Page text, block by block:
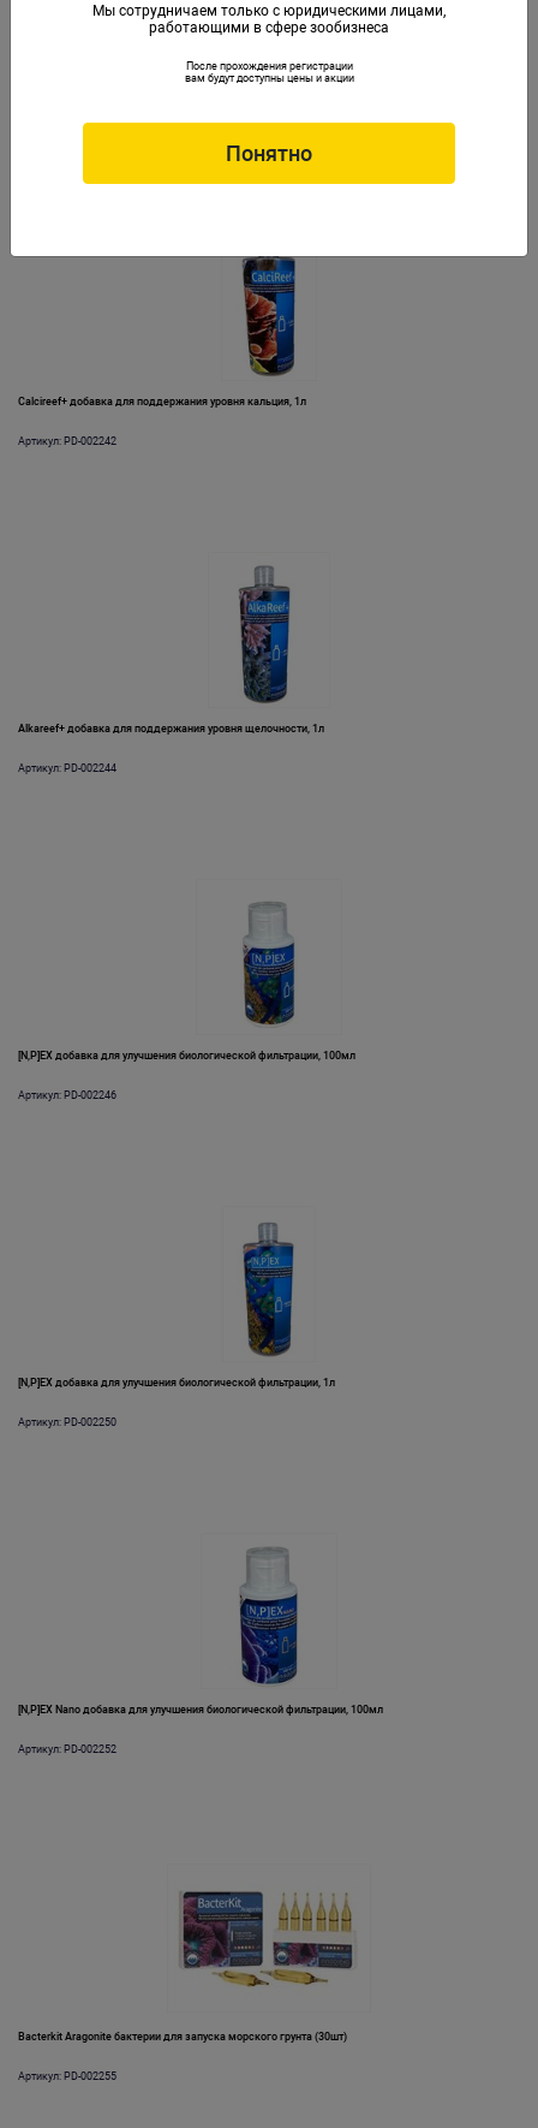
Coral Color Booster добавка для улучшения цвета кораллов, 500мл
Calcireef+ добавка для поддержания уровня кальция, 1л
Артикул: PD-002242
Alkareef+ добавка для поддержания уровня щелочности, 1л
Артикул: PD-002244
[N,P]EX добавка для улучшения биологической фильтрации, 100мл
Артикул: PD-002246
[N,P]EX добавка для улучшения биологической фильтрации, 1л
Артикул: PD-002250
[N,P]EX Nano добавка для улучшения биологической фильтрации, 100мл
Артикул: PD-002252
Bacterkit Aragonite бактерии для запуска морского грунта (30шт)
Артикул: PD-002255
Мы сотрудничаем только с юридическими лицами,
работающими в сфере зообизнеса
После прохождения регистрации
вам будут доступны цены и акции
Понятно